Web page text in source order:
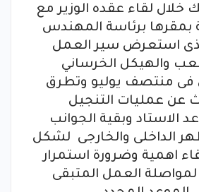
خلال لقاء عقده الوزير مع
بمقرها برئاسة المهندس
استعرض سير العمل
والهيكل الخرساني
فى منتصف يوليو وتطرق
عن عمليات التنجيل
الاستاد وبقية الجوانب
الداخلى والخارجى لشكل
اهمية وضرورة استمرار
لمواصلة العمل المتبقى